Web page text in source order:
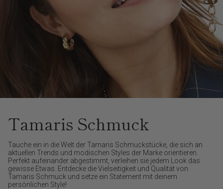
Tamaris Schmuck
Tauche ein in die Welt der Tamaris Schmuckstücke, die sich an
aktuellen Trends und modischen Styles der Marke orientieren.
Perfekt aufeinander abgestimmt, verleihen sie jedem Look das
gewisse Etwas. Entdecke die Vielseitigkeit und Qualität von
Tamaris Schmuck und setze ein Statement mit deinem
persönlichen Style!